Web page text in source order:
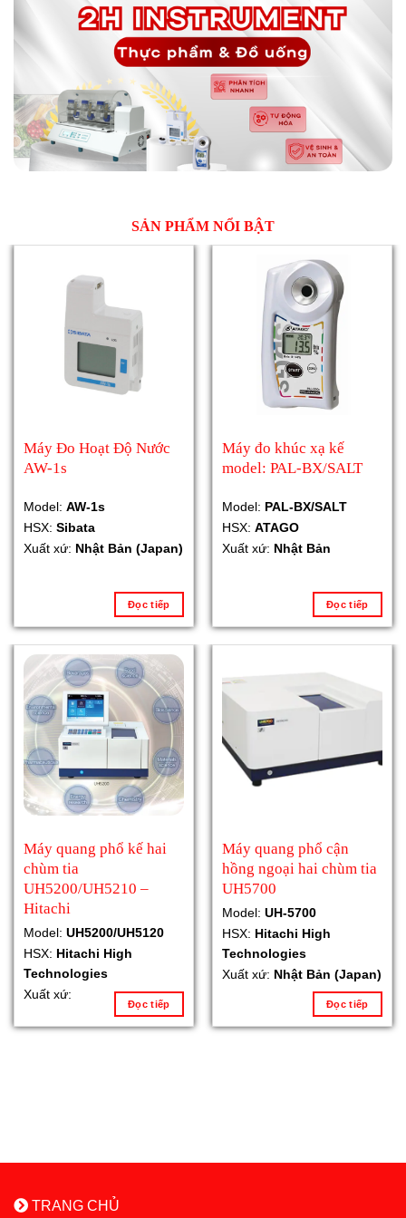
SẢN PHẨM NỔI BẬT
Máy Đo Hoạt Độ Nước
AW-1s
Model: AW-1s
HSX: Sibata
Xuất xứ: Nhật Bản (Japan)
Đọc tiếp
Máy đo khúc xạ kế
model: PAL-BX/SALT
Model: PAL-BX/SALT
HSX: ATAGO
Xuất xứ: Nhật Bản
Đọc tiếp
Máy quang phổ kế hai
chùm tia
UH5200/UH5210 –
Hitachi
Model: UH5200/UH5120
HSX: Hitachi High
Technologies
Xuất xứ:
Đọc tiếp
Máy quang phổ cận
hồng ngoại hai chùm tia
UH5700
Model: UH-5700
HSX: Hitachi High
Technologies
Xuất xứ: Nhật Bản (Japan)
Đọc tiếp
TRANG CHỦ